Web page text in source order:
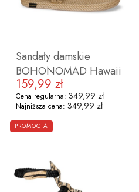
36 37 38 39 40 41
Sandały damskie
BOHONOMAD Hawaii
Cena promocyjna
159,99 zł
Cena regularna: 349,99 zł
Najniższa cena: 349,99 zł
ZOBACZ PRODUKT
PROMOCJA